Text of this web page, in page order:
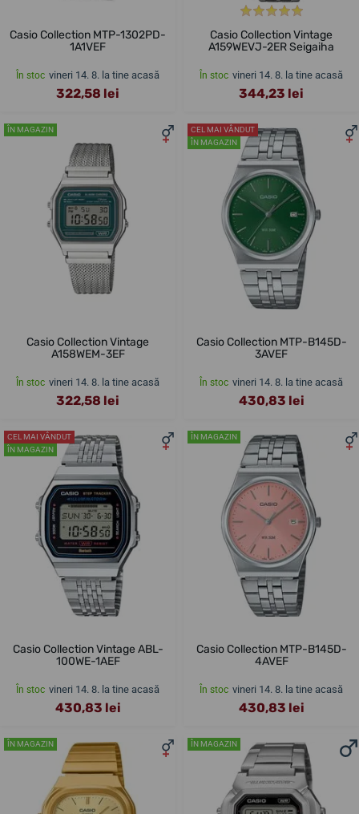
Casio Collection MTP-1302PD-
1A1VEF
În stoc vineri 14. 8. la tine acasă
322,58 lei
Casio Collection Vintage
A159WEVJ-2ER Seigaiha
În stoc vineri 14. 8. la tine acasă
344,23 lei
ÎN MAGAZIN
Casio Collection Vintage
A158WEM-3EF
În stoc vineri 14. 8. la tine acasă
322,58 lei
CEL MAI VÂNDUT
ÎN MAGAZIN
Casio Collection MTP-B145D-
3AVEF
În stoc vineri 14. 8. la tine acasă
430,83 lei
CEL MAI VÂNDUT
ÎN MAGAZIN
Casio Collection Vintage ABL-
100WE-1AEF
În stoc vineri 14. 8. la tine acasă
430,83 lei
ÎN MAGAZIN
Casio Collection MTP-B145D-
4AVEF
În stoc vineri 14. 8. la tine acasă
430,83 lei
ÎN MAGAZIN ÎN MAGAZIN